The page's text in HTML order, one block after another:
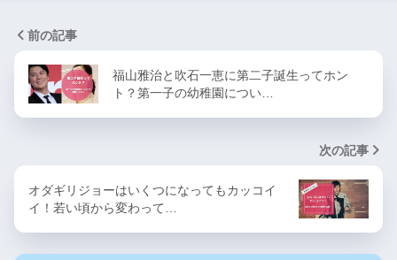
前の記事
福山雅治と吹石一恵に第二子誕生ってホン
ト？第一子の幼稚園につい…
次の記事
オダギリジョーはいくつになってもカッコイ
イ！若い頃から変わって…